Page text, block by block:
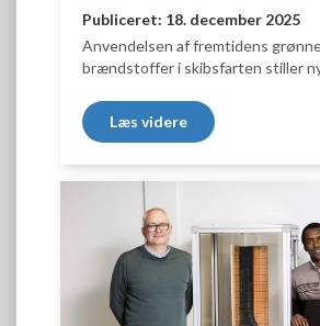
Publiceret: 18. december 2025
Anvendelsen af fremtidens
brændstoffer i skibsfarten stiller
Læs videre